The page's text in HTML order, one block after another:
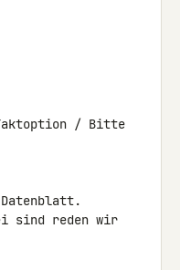
/ Bitte
Datenblatt.
sind reden wir